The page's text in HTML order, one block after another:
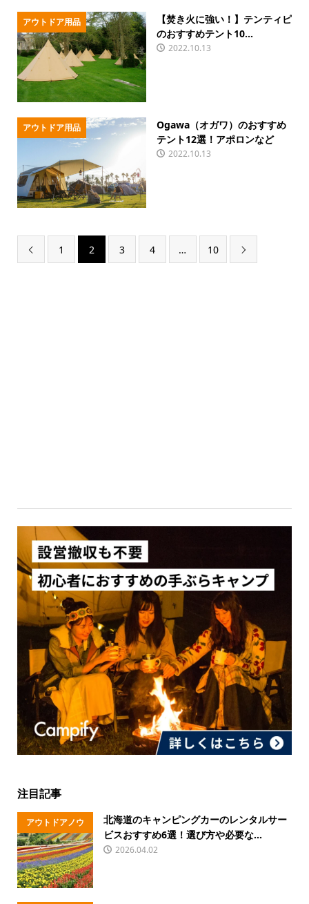
アウトドア用品
【焚き火に強い！】テンティピ
のおすすめテント10...
2022.10.13
アウトドア用品
Ogawa（オガワ）のおすすめ
テント12選！アポロンなど
2022.10.13
 1 2 3 4 … 10 
注目記事
アウトドアノウ
ハウ
北海道のキャンピングカーのレンタルサー
ビスおすすめ6選！選び方や必要な...
2026.04.02